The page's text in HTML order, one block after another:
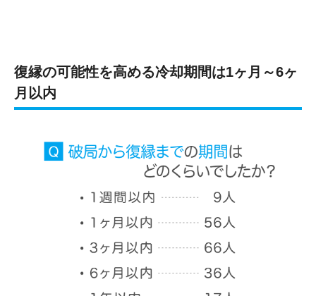
復縁の可能性を高める冷却期間は1ヶ月～6ヶ
月以内